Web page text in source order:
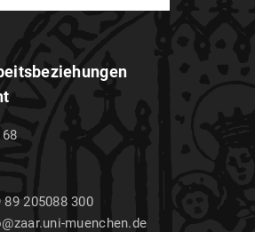
89 205088 300
muenchen.de